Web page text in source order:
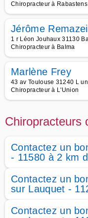
Chiropracteur à Rabastens
Jérôme
1 r Léon Jouhaux 31130
Chiropracteur à Balma
Marlène Frey
43 av Toulouse 31240 L
Chiropracteur à L'Union
Chiropracteurs
Contactez un
- 11580 à 2 km
Contactez un
sur Lauquet -
Contactez un